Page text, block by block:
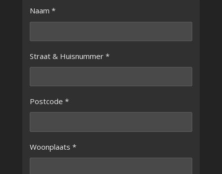
Naam *
Straat & Huisnummer *
Postcode *
Woonplaats *